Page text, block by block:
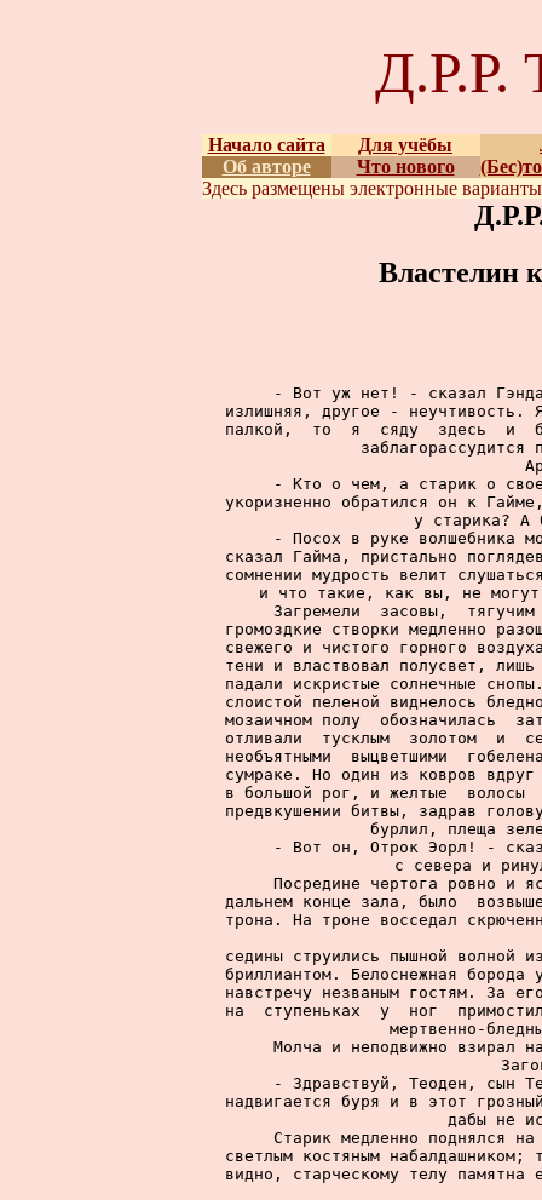
Начало сайта Для учёбы
Об авторе
Что нового
Здесь размещены электронные
Властелин
- Вот уж нет! - сказал
излишняя, другое -
палкой,  то  я  сяду  здесь  и
- Кто о чем, а старик о
укоризненно обратился он к
у старика? А
- Посох в руке волшебника
сказал Гайма, пристально
сомнении мудрость велит
и что такие, как вы, не могут
Загремели  засовы,
громоздкие створки медленно
свежего и чистого горного
тени и властвовал полусвет,
падали искристые солнечные
слоистой пеленой виднелось
мозаичном полу  обозначилась
отливали  тусклым  золотом  и
необъятными  выцветшими
сумраке. Но один из ковров
в большой рог, и желтые
предвкушении битвы, задрав
бурлил, плеща
- Вот он, Отрок Эорл! -
с севера и
Посредине чертога ровно и
дальнем конце зала, было
трона. На троне восседал
седины струились пышной волной
бриллиантом. Белоснежная
навстречу незваным гостям. За
на  ступеньках  у  ног
мертвенно-
Молча и неподвижно взирал
- Здравствуй, Теоден, сын
надвигается буря и в этот
дабы не
Старик медленно поднялся
светлым костяным
видно, старческому телу